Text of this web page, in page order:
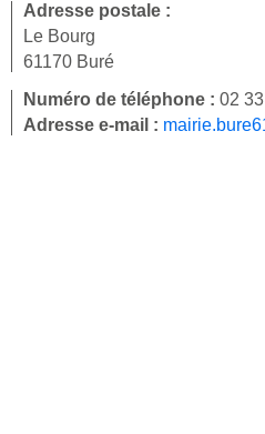
Adresse postale :
Le Bourg
61170 Buré
Numéro de téléphone : 02
Adresse e-mail :